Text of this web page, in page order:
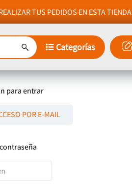
TUS PEDIDOS EN ESTA TIENDA
Categorías
para entrar
POR E-MAIL